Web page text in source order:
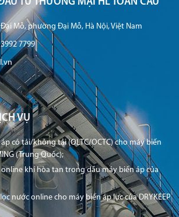
Mỗ, phường Đại Mỗ, Hà Nội, Việt Nam
7799
VỤ
có tải/không tải (OLTC/OCTC) cho máy biến
(Trung Quốc);
khí hòa tan trong dầu máy biến áp của
nước online cho máy biến áp lực của DRYKEEP